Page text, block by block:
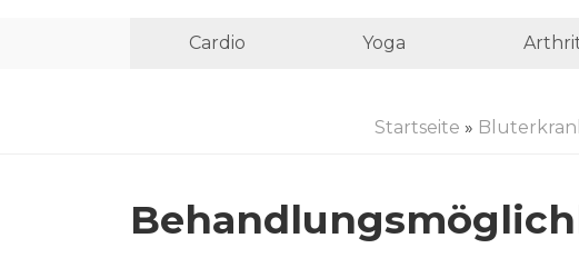
Cardio Yoga
Startseite »